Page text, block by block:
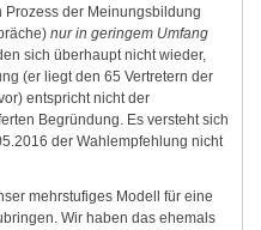
Prozess der Meinungsbildung
nur in geringem Umfang
sich überhaupt nicht wieder,
(er liegt den 65 Vertretern der
entspricht nicht der
Begründung. Es versteht sich
der Wahlempfehlung nicht
mehrstufiges Modell für eine
Wir haben das ehemals